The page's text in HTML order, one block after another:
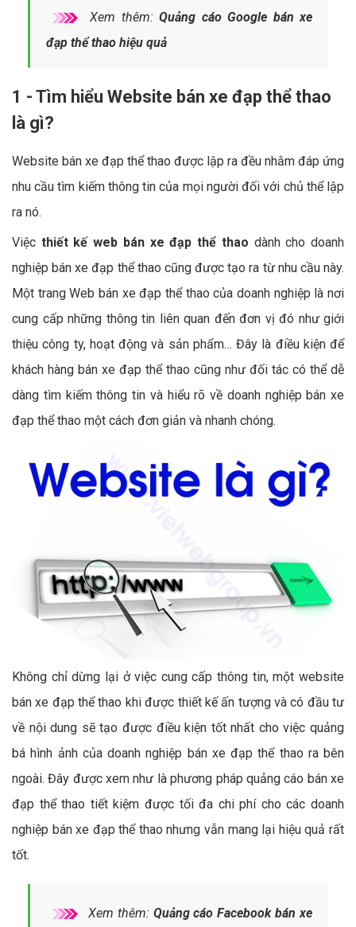
Xem thêm:Quảng cáo Google bán xe
đạp thể thao hiệu quả
1 - Tìm hiểu Website bán xe đạp thể thao
là gì?
Website bán xe đạp thể thao được lập ra đều nhằm đáp ứng
nhu cầu tìm kiếm thông tin của mọi người đối với chủ thể lập
ra nó.
Việc thiết kế web bán xe đạp thể thao dành cho doanh
nghiệp bán xe đạp thể thao cũng được tạo ra từ nhu cầu này.
Một trang Web bán xe đạp thể thao của doanh nghiệp là nơi
cung cấp những thông tin liên quan đến đơn vị đó như giới
thiệu công ty, hoạt động và sản phẩm… Đây là điều kiện để
khách hàng bán xe đạp thể thao cũng như đối tác có thể dễ
dàng tìm kiếm thông tin và hiểu rõ về doanh nghiệp bán xe
đạp thể thao một cách đơn giản và nhanh chóng.
Không chỉ dừng lại ở việc cung cấp thông tin, một website
bán xe đạp thể thao khi được thiết kế ấn tượng và có đầu tư
về nội dung sẽ tạo được điều kiện tốt nhất cho việc quảng
bá hình ảnh của doanh nghiệp bán xe đạp thể thao ra bên
ngoài. Đây được xem như là phương pháp quảng cáo bán xe
đạp thể thao tiết kiệm được tối đa chi phí cho các doanh
nghiệp bán xe đạp thể thao nhưng vẫn mang lại hiệu quả rất
tốt.
Xem thêm: Quảng cáo Facebook bán xe